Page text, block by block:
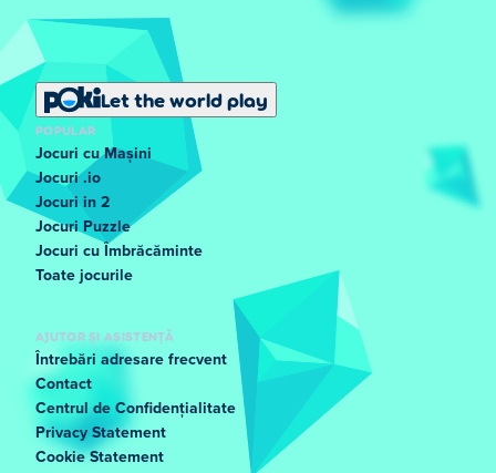
Let the world play
POPULAR
Jocuri cu Mașini
Jocuri .io
Jocuri in 2
Jocuri Puzzle
Jocuri cu Îmbrăcăminte
Toate jocurile
AJUTOR ȘI ASISTENȚĂ
Întrebări adresare frecvent
Contact
Centrul de Confidențialitate
Privacy Statement
Cookie Statement